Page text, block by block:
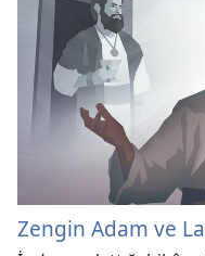
Zengin Adam ve